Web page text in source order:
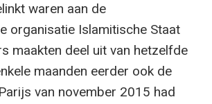
waren aan de
organisatie Islamitische Staat
maakten deel uit van hetzelfde
maanden eerder ook de
van november 2015 had